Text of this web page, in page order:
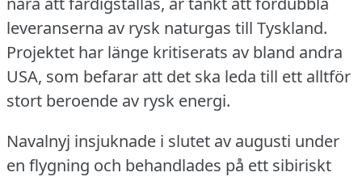
leveranserna av rysk naturgas till Tyskland.
Projektet har länge kritiserats av bland andra
USA, som befarar att det ska leda till ett alltför
stort beroende av rysk energi.
Navalnyj insjuknade i slutet av augusti under
en flygning och behandlades på ett sibiriskt